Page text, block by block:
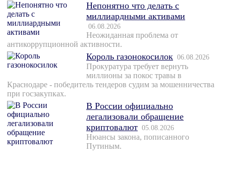
Непонятно что делать с
миллиардными активами
06.08.2026
Неожиданная проблема от
антикоррупционной активности.
Король газонокосилок 06.08.2026
Прокуратура требует вернуть
миллионы за покос травы в
Краснодаре - победитель тендеров судим за мошенничества
при госзакупках.
В России официально
легализовали обращение
криптовалют 05.08.2026
Нюансы закона, пописанного
Путиным.